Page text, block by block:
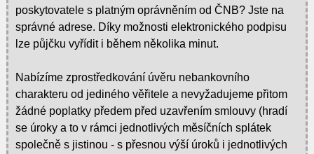
poskytovatele s platným oprávněním od ČNB? Jste na
správné adrese. Díky možnosti elektronického podpisu
lze půjčku vyřídit i během několika minut.
Nabízíme zprostředkování úvěru nebankovního
charakteru od jediného věřitele a nevyžadujeme přitom
žádné poplatky předem před uzavřením smlouvy (hradí
se úroky a to v rámci jednotlivých měsíčních splátek
společně s jistinou - s přesnou výší úroků i jednotlivých